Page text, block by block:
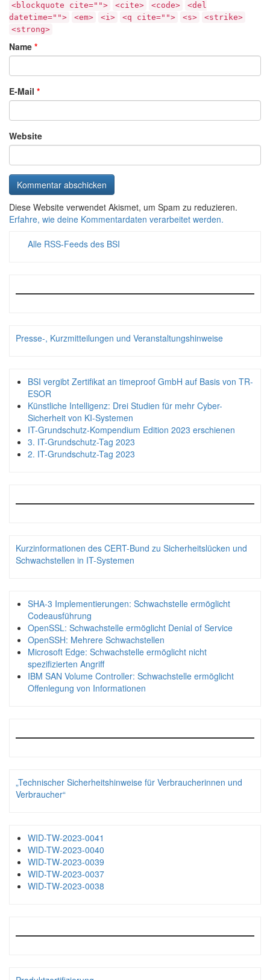
<blockquote cite="">
<cite> <code>
<del
datetime="">
<em> <i> <q cite=""> <s>
<strike>
<strong>
Name *
E-Mail *
Website
Diese Website verwendet Akismet, um Spam zu reduzieren.
Erfahre, wie deine Kommentardaten verarbeitet werden.
Alle RSS-Feeds des BSI
Presse-, Kurzmitteilungen und Veranstaltungshinweise
BSI vergibt Zertifikat an timeproof GmbH auf Basis von TR-
ESOR
Künstliche Intelligenz: Drei Studien für mehr Cyber-
Sicherheit von KI-Systemen
IT-Grundschutz-Kompendium Edition 2023 erschienen
3. IT-Grundschutz-Tag 2023
2. IT-Grundschutz-Tag 2023
Kurzinformationen des CERT-Bund zu Sicherheitslücken und
Schwachstellen in IT-Systemen
SHA-3 Implementierungen: Schwachstelle ermöglicht
Codeausführung
OpenSSL: Schwachstelle ermöglicht Denial of Service
OpenSSH: Mehrere Schwachstellen
Microsoft Edge: Schwachstelle ermöglicht nicht
spezifizierten Angriff
IBM SAN Volume Controller: Schwachstelle ermöglicht
Offenlegung von Informationen
„Technischer Sicherheitshinweise für Verbraucherinnen und
Verbraucher“
WID-TW-2023-0041
WID-TW-2023-0040
WID-TW-2023-0039
WID-TW-2023-0037
WID-TW-2023-0038